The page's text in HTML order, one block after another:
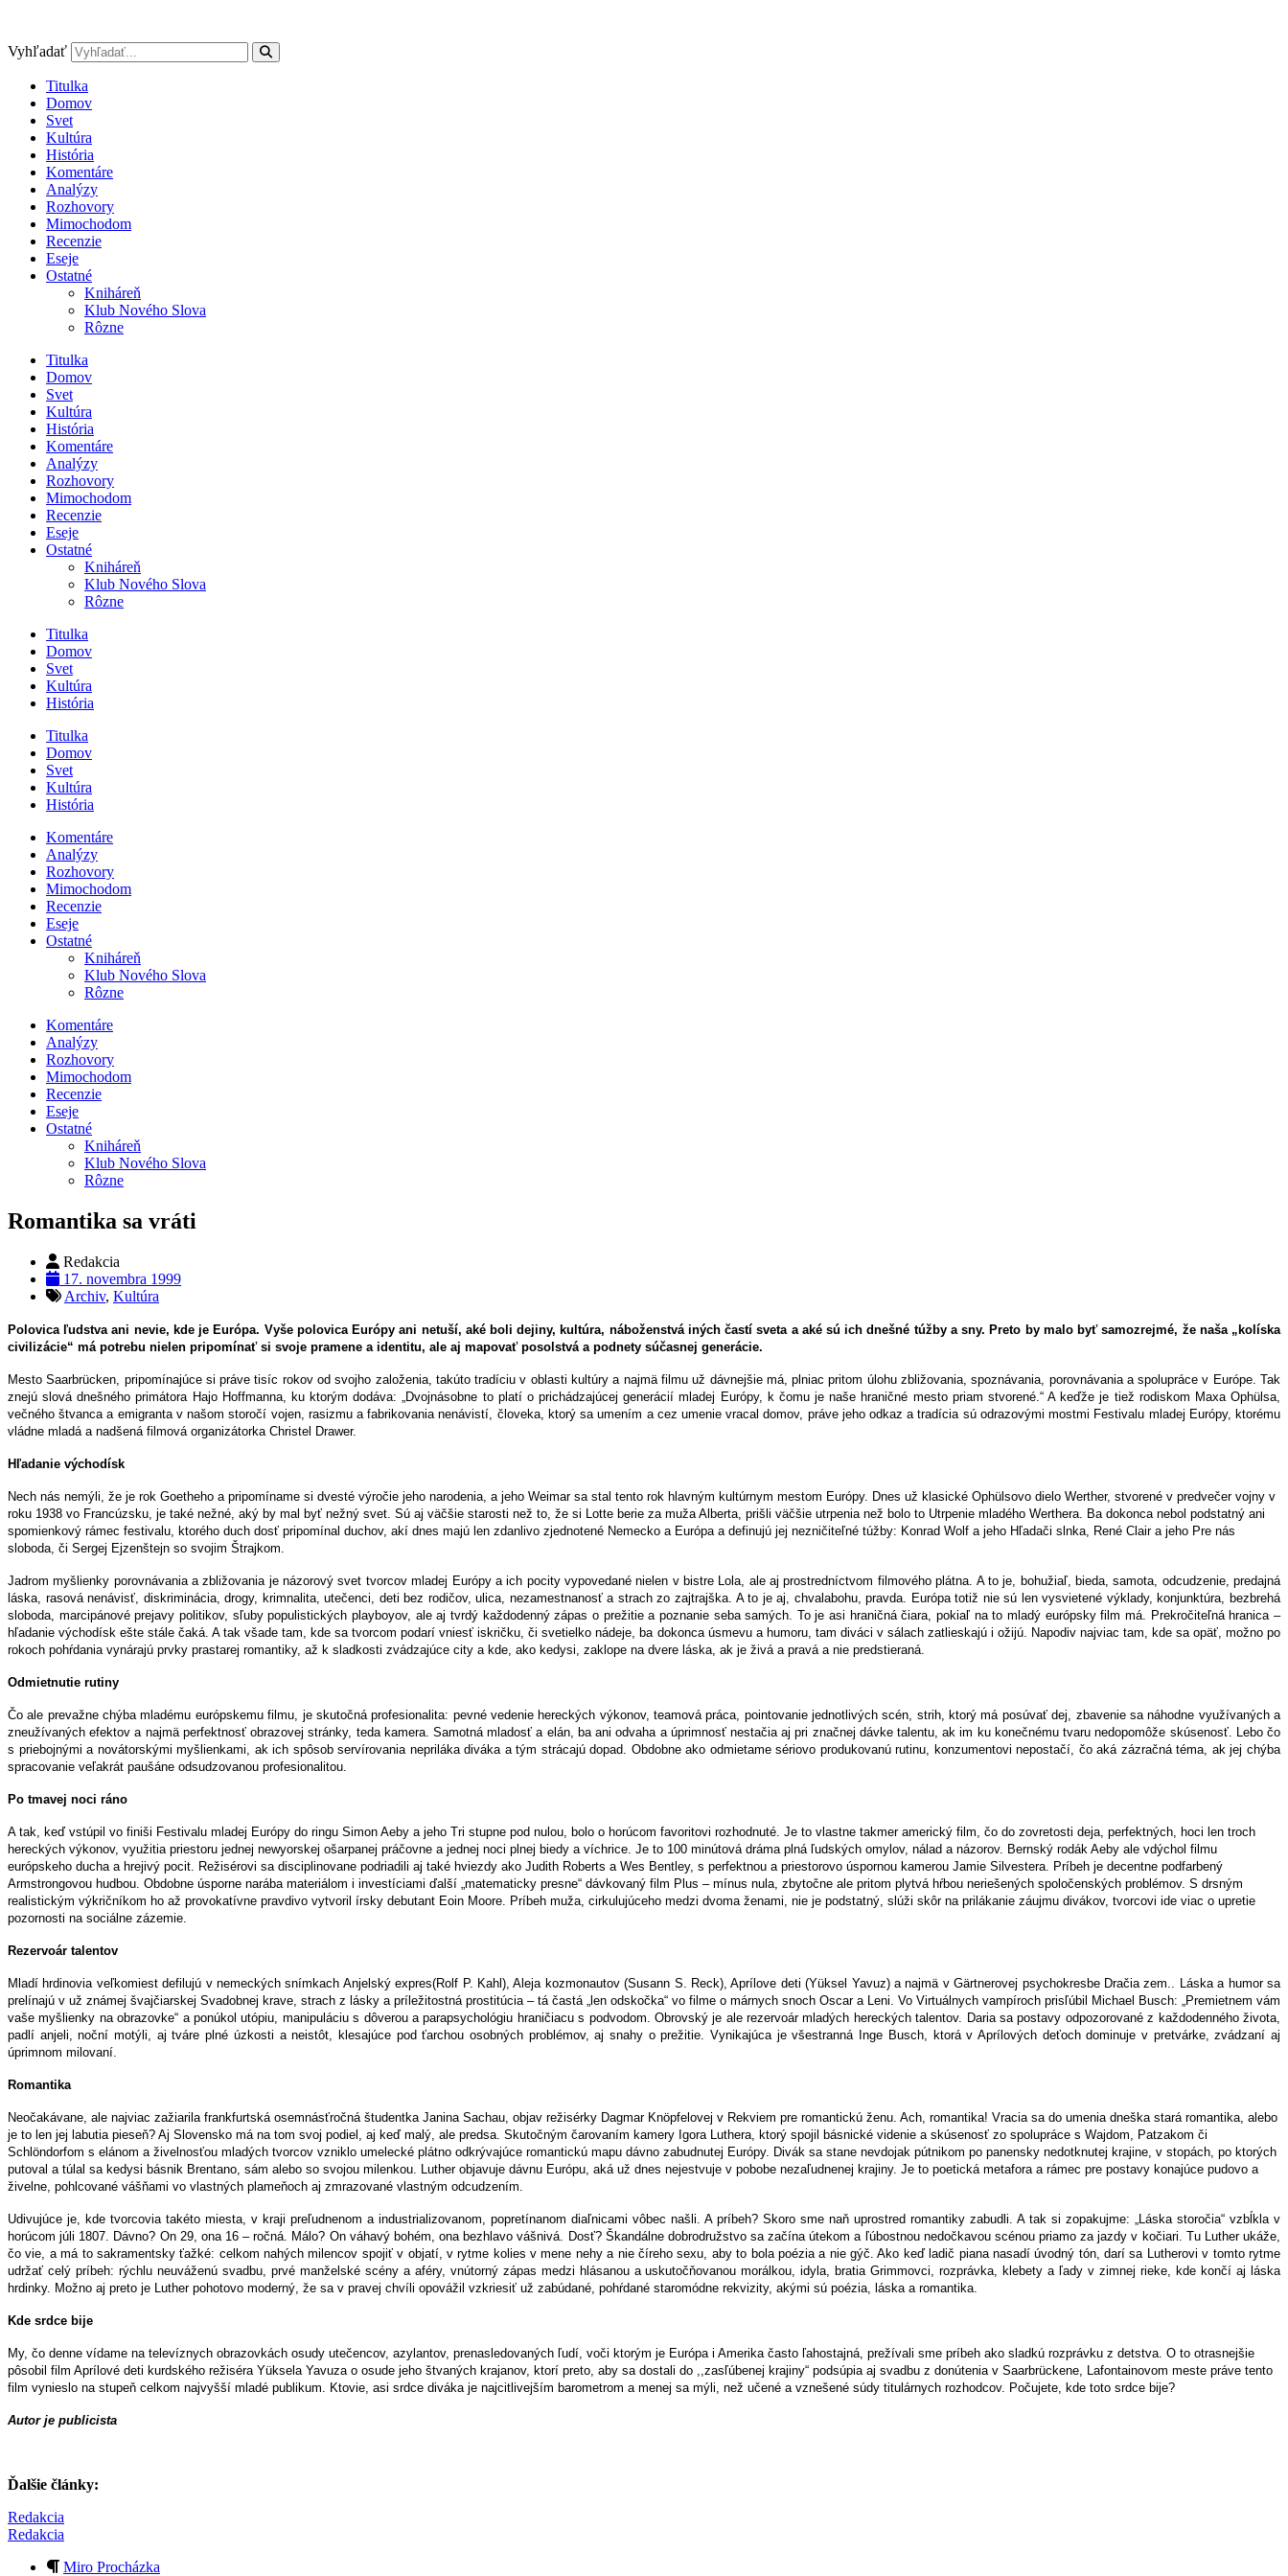
obsah
Vyhľadať
Titulka
Domov
Svet
Kultúra
História
Komentáre
Analýzy
Rozhovory
Mimochodom
Recenzie
Eseje
Ostatné
Kniháreň
Klub Nového Slova
Rôzne
Titulka
Domov
Svet
Kultúra
História
Komentáre
Analýzy
Rozhovory
Mimochodom
Recenzie
Eseje
Ostatné
Kniháreň
Klub Nového Slova
Rôzne
Titulka
Domov
Svet
Kultúra
História
Titulka
Domov
Svet
Kultúra
História
Komentáre
Analýzy
Rozhovory
Mimochodom
Recenzie
Eseje
Ostatné
Kniháreň
Klub Nového Slova
Rôzne
Komentáre
Analýzy
Rozhovory
Mimochodom
Recenzie
Eseje
Ostatné
Kniháreň
Klub Nového Slova
Rôzne
Romantika sa vráti
Redakcia
17. novembra 1999
Archiv, Kultúra
Polovica ľudstva ani nevie, kde je Európa. Vyše polovica Európy ani netuší, aké boli dejiny, kultúra, náboženstvá iných častí sveta a aké sú ich dnešné túžby a sny. Preto by malo byť samozrejmé, že naša „kolíska
civilizácie“ má potrebu nielen pripomínať si svoje pramene a identitu, ale aj mapovať posolstvá a podnety súčasnej generácie.
Mesto Saarbrücken, pripomínajúce si práve tisíc rokov od svojho založenia, takúto tradíciu v oblasti kultúry a najmä filmu už dávnejšie má, plniac pritom úlohu zbližovania, spoznávania, porovnávania a spolupráce v Európe. Tak
znejú slová dnešného primátora Hajo Hoffmanna, ku ktorým dodáva: „Dvojnásobne to platí o prichádzajúcej generácií mladej Európy, k čomu je naše hraničné mesto priam stvorené.“ A keďže je tiež rodiskom Maxa Ophülsa,
večného štvanca a emigranta v našom storočí vojen, rasizmu a fabrikovania nenávistí, človeka, ktorý sa umením a cez umenie vracal domov, práve jeho odkaz a tradícia sú odrazovými mostmi Festivalu mladej Európy, ktorému
vládne mladá a nadšená filmová organizátorka Christel Drawer.
Hľadanie východísk
Nech nás nemýli, že je rok Goetheho a pripomíname si dvesté výročie jeho narodenia, a jeho Weimar sa stal tento rok hlavným kultúrnym mestom Európy. Dnes už klasické Ophülsovo dielo Werther, stvorené v predvečer vojny v
roku 1938 vo Francúzsku, je také nežné, aký by mal byť nežný svet. Sú aj väčšie starosti než to, že si Lotte berie za muža Alberta, prišli väčšie utrpenia než bolo to Utrpenie mladého Werthera. Ba dokonca nebol podstatný ani
spomienkový rámec festivalu, ktorého duch dosť pripomínal duchov, akí dnes majú len zdanlivo zjednotené Nemecko a Európa a definujú jej nezničiteľné túžby: Konrad Wolf a jeho Hľadači slnka, René Clair a jeho Pre nás
sloboda, či Sergej Ejzenštejn so svojim Štrajkom.
Jadrom myšlienky porovnávania a zbližovania je názorový svet tvorcov mladej Európy a ich pocity vypovedané nielen v bistre Lola, ale aj prostredníctvom filmového plátna. A to je, bohužiaľ, bieda, samota, odcudzenie, predajná
láska, rasová nenávisť, diskriminácia, drogy, krimnalita, utečenci, deti bez rodičov, ulica, nezamestnanosť a strach zo zajtrajška. A to je aj, chvalabohu, pravda. Európa totiž nie sú len vysvietené výklady, konjunktúra, bezbrehá
sloboda, marcipánové prejavy politikov, sľuby populistických playboyov, ale aj tvrdý každodenný zápas o prežitie a poznanie seba samých. To je asi hraničná čiara, pokiaľ na to mladý európsky film má. Prekročiteľná hranica –
hľadanie východísk ešte stále čaká. A tak všade tam, kde sa tvorcom podarí vniesť iskričku, či svetielko nádeje, ba dokonca úsmevu a humoru, tam diváci v sálach zatlieskajú i ožijú. Napodiv najviac tam, kde sa opäť, možno po
rokoch pohŕdania vynárajú prvky prastarej romantiky, až k sladkosti zvádzajúce city a kde, ako kedysi, zaklope na dvere láska, ak je živá a pravá a nie predstieraná.
Odmietnutie rutiny
Čo ale prevažne chýba mladému európskemu filmu, je skutočná profesionalita: pevné vedenie hereckých výkonov, teamová práca, pointovanie jednotlivých scén, strih, ktorý má posúvať dej, zbavenie sa náhodne využívaných a
zneužívaných efektov a najmä perfektnosť obrazovej stránky, teda kamera. Samotná mladosť a elán, ba ani odvaha a úprimnosť nestačia aj pri značnej dávke talentu, ak im ku konečnému tvaru nedopomôže skúsenosť. Lebo čo
s priebojnými a novátorskými myšlienkami, ak ich spôsob servírovania nepriláka diváka a tým strácajú dopad. Obdobne ako odmietame sériovo produkovanú rutinu, konzumentovi nepostačí, čo aká zázračná téma, ak jej chýba
spracovanie veľakrát paušáne odsudzovanou profesionalitou.
Po tmavej noci ráno
A tak, keď vstúpil vo finiši Festivalu mladej Európy do ringu Simon Aeby a jeho Tri stupne pod nulou, bolo o horúcom favoritovi rozhodnuté. Je to vlastne takmer americký film, čo do zovretosti deja, perfektných, hoci len troch
hereckých výkonov, využitia priestoru jednej newyorskej ošarpanej práčovne a jednej noci plnej biedy a víchrice. Je to 100 minútová dráma plná ľudských omylov, nálad a názorov. Bernský rodák Aeby ale vdýchol filmu
európskeho ducha a hrejivý pocit. Režisérovi sa disciplinovane podriadili aj také hviezdy ako Judith Roberts a Wes Bentley, s perfektnou a priestorovo úspornou kamerou Jamie Silvestera. Príbeh je decentne podfarbený
Armstrongovou hudbou. Obdobne úsporne narába materiálom i investíciami ďalší „matematicky presne“ dávkovaný film Plus – mínus nula, zbytočne ale pritom plytvá hŕbou neriešených spoločenských problémov. S drsným
realistickým výkričníkom ho až provokatívne pravdivo vytvoril írsky debutant Eoin Moore. Príbeh muža, cirkulujúceho medzi dvoma ženami, nie je podstatný, slúži skôr na prilákanie záujmu divákov, tvorcovi ide viac o upretie
pozornosti na sociálne zázemie.
Rezervoár talentov
Mladí hrdinovia veľkomiest defilujú v nemeckých snímkach Anjelský expres(Rolf P. Kahl), Aleja kozmonautov (Susann S. Reck), Aprílove deti (Yüksel Yavuz) a najmä v Gärtnerovej psychokresbe Dračia zem.. Láska a humor sa
prelínajú v už známej švajčiarskej Svadobnej krave, strach z lásky a príležitostná prostitúcia – tá častá „len odskočka“ vo filme o márnych snoch Oscar a Leni. Vo Virtuálnych vampíroch prisľúbil Michael Busch: „Premietnem vám
vaše myšlienky na obrazovke“ a ponúkol utópiu, manipuláciu s dôverou a parapsychológiu hraničiacu s podvodom. Obrovský je ale rezervoár mladých hereckých talentov. Daria sa postavy odpozorované z každodenného života,
padlí anjeli, noční motýli, aj tváre plné úzkosti a neistôt, klesajúce pod ťarchou osobných problémov, aj snahy o prežitie. Vynikajúca je všestranná Inge Busch, ktorá v Aprílových deťoch dominuje v pretvárke, zvádzaní aj
úprimnom milovaní.
Romantika
Neočakávane, ale najviac zažiarila frankfurtská osemnásťročná študentka Janina Sachau, objav režisérky Dagmar Knöpfelovej v Rekviem pre romantickú ženu. Ach, romantika! Vracia sa do umenia dneška stará romantika, alebo
je to len jej labutia pieseň? Aj Slovensko má na tom svoj podiel, aj keď malý, ale predsa. Skutočným čarovaním kamery Igora Luthera, ktorý spojil básnické videnie a skúsenosť zo spolupráce s Wajdom, Patzakom či
Schlöndorfom s elánom a živelnosťou mladých tvorcov vzniklo umelecké plátno odkrývajúce romantickú mapu dávno zabudnutej Európy. Divák sa stane nevdojak pútnikom po panensky nedotknutej krajine, v stopách, po ktorých
putoval a túlal sa kedysi básnik Brentano, sám alebo so svojou milenkou. Luther objavuje dávnu Európu, aká už dnes nejestvuje v pobobe nezaľudnenej krajiny. Je to poetická metafora a rámec pre postavy konajúce pudovo a
živelne, pohlcované vášňami vo vlastných plameňoch aj zmrazované vlastným odcudzením.
Udivujúce je, kde tvorcovia takéto miesta, v kraji preľudnenom a industrializovanom, popretínanom diaľnicami vôbec našli. A príbeh? Skoro sme naň uprostred romantiky zabudli. A tak si zopakujme: „Láska storočia“ vzbĺkla v
horúcom júli 1807. Dávno? On 29, ona 16 – ročná. Málo? On váhavý bohém, ona bezhlavo vášnivá. Dosť? Škandálne dobrodružstvo sa začína útekom a ľúbostnou nedočkavou scénou priamo za jazdy v kočiari. Tu Luther ukáže,
čo vie, a má to sakramentsky ťažké: celkom nahých milencov spojiť v objatí, v rytme kolies v mene nehy a nie číreho sexu, aby to bola poézia a nie gýč. Ako keď ladič piana nasadí úvodný tón, darí sa Lutherovi v tomto rytme
udržať celý príbeh: rýchlu neuváženú svadbu, prvé manželské scény a aféry, vnútorný zápas medzi hlásanou a uskutočňovanou morálkou, idyla, bratia Grimmovci, rozprávka, klebety a ľady v zimnej rieke, kde končí aj láska
hrdinky. Možno aj preto je Luther pohotovo moderný, že sa v pravej chvíli opovážil vzkriesiť už zabúdané, pohŕdané staromódne rekvizity, akými sú poézia, láska a romantika.
Kde srdce bije
My, čo denne vídame na televíznych obrazovkách osudy utečencov, azylantov, prenasledovaných ľudí, voči ktorým je Európa i Amerika často ľahostajná, prežívali sme príbeh ako sladkú rozprávku z detstva. O to otrasnejšie
pôsobil film Aprílové deti kurdského režiséra Yüksela Yavuza o osude jeho štvaných krajanov, ktorí preto, aby sa dostali do ,,zasľúbenej krajiny“ podsúpia aj svadbu z donútenia v Saarbrückene, Lafontainovom meste práve tento
film vynieslo na stupeň celkom najvyšší mladé publikum. Ktovie, asi srdce diváka je najcitlivejším barometrom a menej sa mýli, než učené a vznešené súdy titulárnych rozhodcov. Počujete, kde toto srdce bije?
Autor je publicista
Ďalšie články:
Redakcia
Redakcia
Miro Procházka